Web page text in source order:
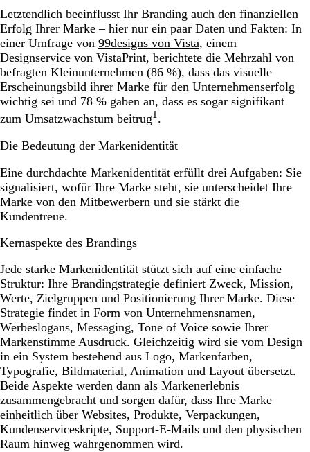
Letztendlich beeinflusst Ihr Branding auch den finanziellen
Erfolg Ihrer Marke – hier nur ein paar Daten und Fakten: In
einer Umfrage von 99designs von Vista, einem
Designservice von VistaPrint, berichtete die Mehrzahl von
befragten Kleinunternehmen (86 %), dass das visuelle
Erscheinungsbild ihrer Marke für den Unternehmenserfolg
wichtig sei und 78 % gaben an, dass es sogar signifikant
zum Umsatzwachstum beitrug1.
Die Bedeutung der Markenidentität
Eine durchdachte Markenidentität erfüllt drei Aufgaben: Sie
signalisiert, wofür Ihre Marke steht, sie unterscheidet Ihre
Marke von den Mitbewerbern und sie stärkt die
Kundentreue.
Kernaspekte des Brandings
Jede starke Markenidentität stützt sich auf eine einfache
Struktur: Ihre Brandingstrategie definiert Zweck, Mission,
Werte, Zielgruppen und Positionierung Ihrer Marke. Diese
Strategie findet in Form von Unternehmensnamen,
Werbeslogans, Messaging, Tone of Voice sowie Ihrer
Markenstimme Ausdruck. Gleichzeitig wird sie vom Design
in ein System bestehend aus Logo, Markenfarben,
Typografie, Bildmaterial, Animation und Layout übersetzt.
Beide Aspekte werden dann als Markenerlebnis
zusammengebracht und sorgen dafür, dass Ihre Marke
einheitlich über Websites, Produkte, Verpackungen,
Kundenserviceskripte, Support-E-Mails und den physischen
Raum hinweg wahrgenommen wird.